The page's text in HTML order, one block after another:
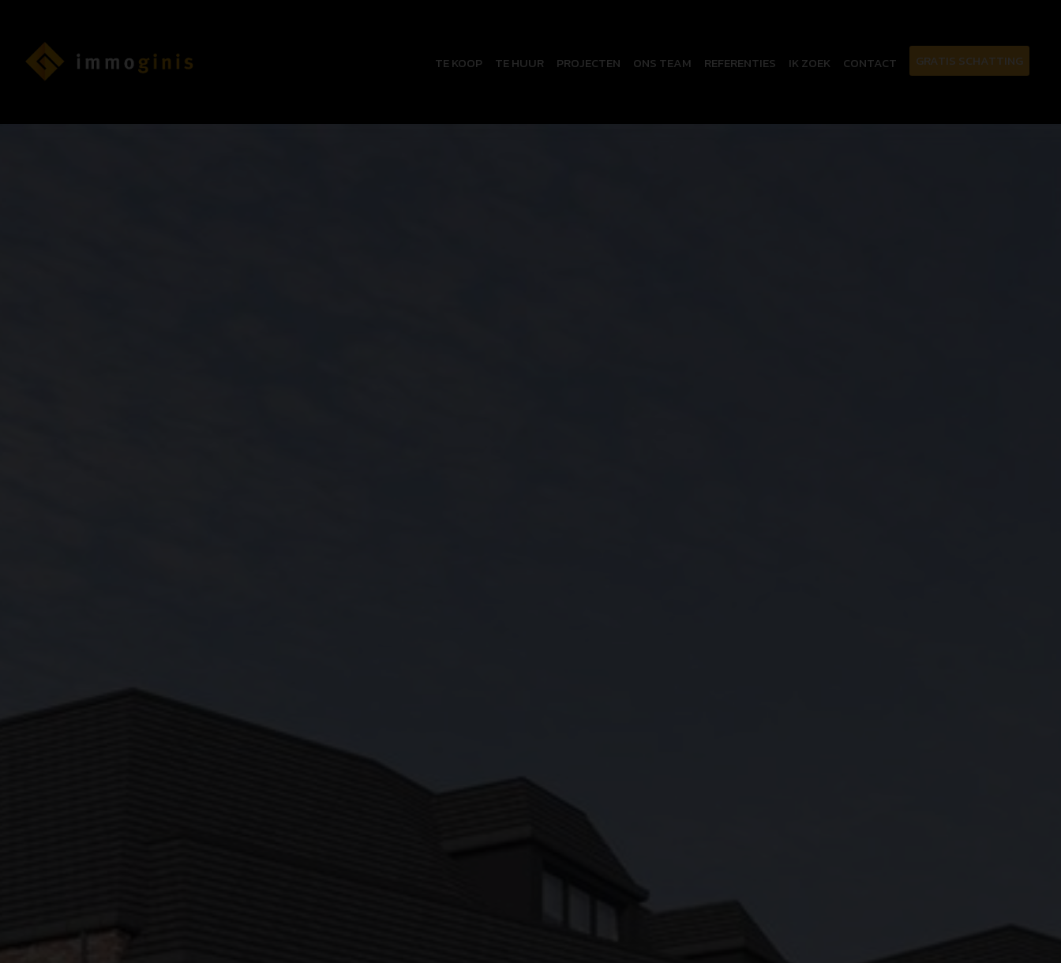
TE KOOP TE HUUR PROJECTEN ONS TEAM REFERENTIES IK ZOEK CONTACT GRATIS SCHATTING